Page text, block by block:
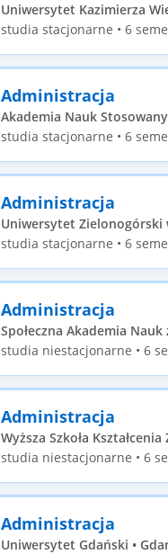
Uniwersytet Kazimierza
studia stacjonarne • 6
Administracja
Akademia Nauk
studia stacjonarne • 6
Administracja
Uniwersytet Zielonogórski
studia stacjonarne • 6
Administracja
Społeczna Akademia
studia niestacjonarne • 6
Administracja
Wyższa Szkoła
studia niestacjonarne • 6
Administracja
Uniwersytet Gdański •